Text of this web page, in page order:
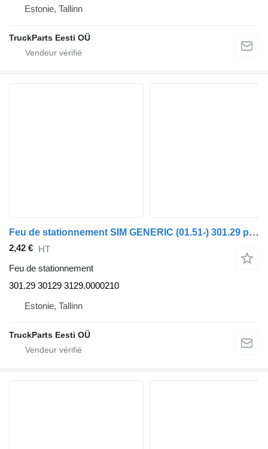
Estonie, Tallinn
TruckParts Eesti OÜ
Feu de stationnement SIM GENERIC (01.51-) 301.29 pour tracteur routier GENERIC (01.51-)
2,42 € HT
Feu de stationnement
301.29 30129 3129.0000210
Estonie, Tallinn
TruckParts Eesti OÜ